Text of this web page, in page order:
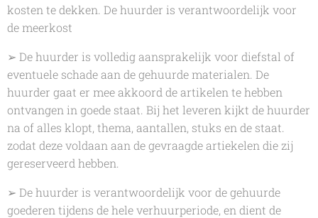
kosten te dekken. De huurder is verantwoordelijk voor
de meerkost
➢ De huurder is volledig aansprakelijk voor diefstal of
eventuele schade aan de gehuurde materialen. De
huurder gaat er mee akkoord de artikelen te hebben
ontvangen in goede staat. Bij het leveren kijkt de huurder
na of alles klopt, thema, aantallen, stuks en de staat.
zodat deze voldaan aan de gevraagde artiekelen die zij
gereserveerd hebben.
➢ De huurder is verantwoordelijk voor de gehuurde
goederen tijdens de hele verhuurperiode, en dient de